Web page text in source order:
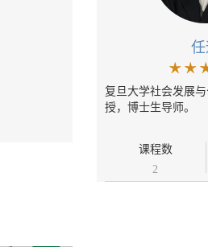
任
复旦大学社会发展
授，博士生导师。
课程数
2